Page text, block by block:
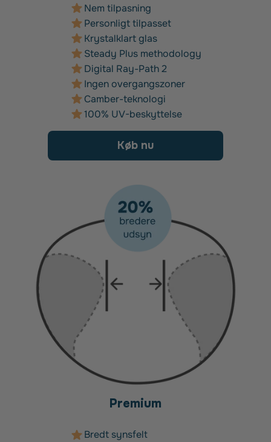
Premium
Bredt synsfelt
Nem tilpasning
Personligt tilpasset
Krystalklart glas
Steady Plus methodology
Digital Ray-Path 2
Ingen overgangszoner
Camber-teknologi
100% UV-beskyttelse
Køb nu